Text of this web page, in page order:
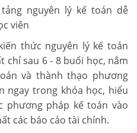
nguyên lý kế toán dễ
viên
thức nguyên lý kế toán
sau 6 - 8 buổi học, nắm
và thành thạo phương
ngay trong khóa học, hiểu
phương pháp kế toán vào
các báo cáo tài chính.